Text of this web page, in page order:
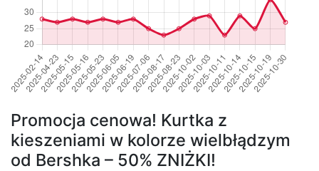
Promocja cenowa! Kurtka z
kieszeniami w kolorze wielbłądzym
od Bershka – 50% ZNIŻKI!